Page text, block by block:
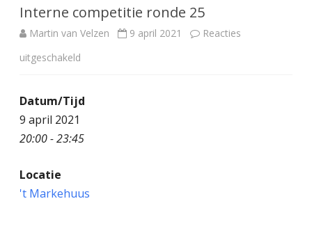
de
inhoud
Interne competitie ronde 25
Martin van Velzen 9 april 2021
Reacties
uitgeschakeld
o
Datum/Tijd
9 april 2021
20:00 - 23:45
Locatie
't Markehuus